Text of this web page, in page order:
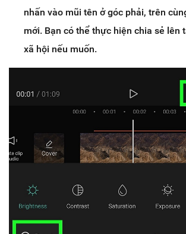
nhấn vào mũi tên ở góc phải, trên
mới. Bạn có thể thực hiện chia sẻ lên
xã hội nếu muốn.